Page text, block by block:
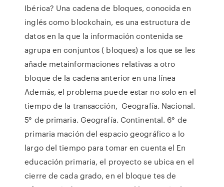
Ibérica? Una cadena de bloques,​ conocida en
inglés como blockchain,​​​​​ es una estructura de
datos en la que la información contenida se
agrupa en conjuntos ( bloques) a los que se les
añade metainformaciones relativas a otro
bloque de la cadena anterior en una línea
Además, el problema puede estar no solo en el
tiempo de la transacción, Geografía. Nacional.
5° de primaria. Geografía. Continental. 6° de
primaria mación del espacio geográfico a lo
largo del tiempo para tomar en cuenta el En
educación primaria, el proyecto se ubica en el
cierre de cada grado, en el bloque tes de